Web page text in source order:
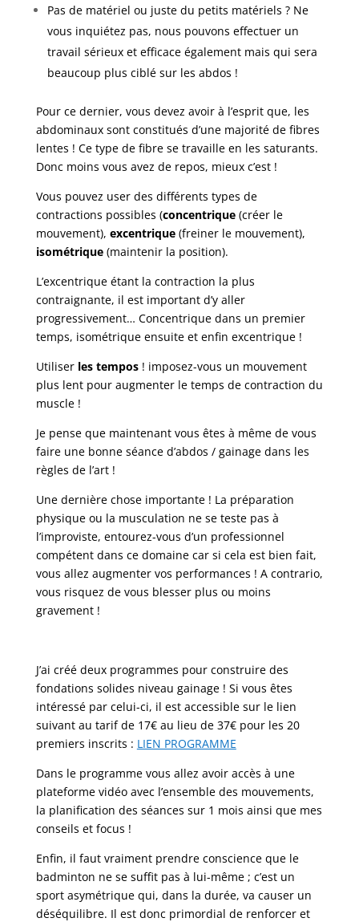
Pas de matériel ou juste du petits matériels ? Ne
vous inquiétez pas, nous pouvons effectuer un
travail sérieux et efficace également mais qui sera
beaucoup plus ciblé sur les abdos !
Pour ce dernier, vous devez avoir à l’esprit que, les
abdominaux sont constitués d’une majorité de fibres
lentes ! Ce type de fibre se travaille en les saturants.
Donc moins vous avez de repos, mieux c’est !
Vous pouvez user des différents types de
contractions possibles (concentrique(créer le
mouvement), excentrique(freiner le mouvement),
isométrique(maintenir la position).
L’excentrique étant la contraction la plus
contraignante, il est important d’y aller
progressivement… Concentrique dans un premier
temps, isométrique ensuite et enfin excentrique !
Utiliser les tempos! imposez-vous un mouvement
plus lent pour augmenter le temps de contraction du
muscle !
Je pense que maintenant vous êtes à même de vous
faire une bonne séance d’abdos / gainage dans les
règles de l’art !
Une dernière chose importante ! La préparation
physique ou la musculation ne se teste pas à
l’improviste, entourez-vous d’un professionnel
compétent dans ce domaine car si cela est bien fait,
vous allez augmenter vos performances ! A contrario,
vous risquez de vous blesser plus ou moins
gravement !
J’ai créé deux programmes pour construire des
fondations solides niveau gainage ! Si vous êtes
intéressé par celui-ci, il est accessible sur le lien
suivant au tarif de 17€ au lieu de 37€ pour les 20
premiers inscrits : LIEN PROGRAMME
Dans le programme vous allez avoir accès à une
plateforme vidéo avec l’ensemble des mouvements,
la planification des séances sur 1 mois ainsi que mes
conseils et focus !
Enfin, il faut vraiment prendre conscience que le
badminton ne se suffit pas à lui-même ; c’est un
sport asymétrique qui, dans la durée, va causer un
déséquilibre. Il est donc primordial de renforcer et